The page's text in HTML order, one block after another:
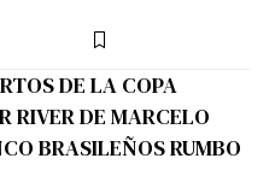
DE LA COPA
RIVER DE MARCELO
BRASILEÑOS RUMBO